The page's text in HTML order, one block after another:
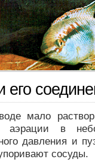
его
мало
аэрации в
давления и
сосуды.